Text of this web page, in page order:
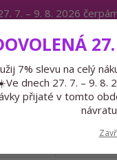
7. – 9. 8. 2026
7% slevu na celý
dnech 27. 7. – 9. 8.
přijaté v tomto